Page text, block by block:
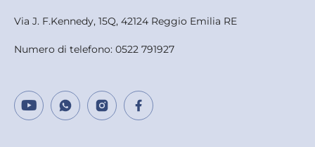
Via J. F.Kennedy, 15Q, 42124 Reggio Emilia RE
Numero di telefono: 0522 791927